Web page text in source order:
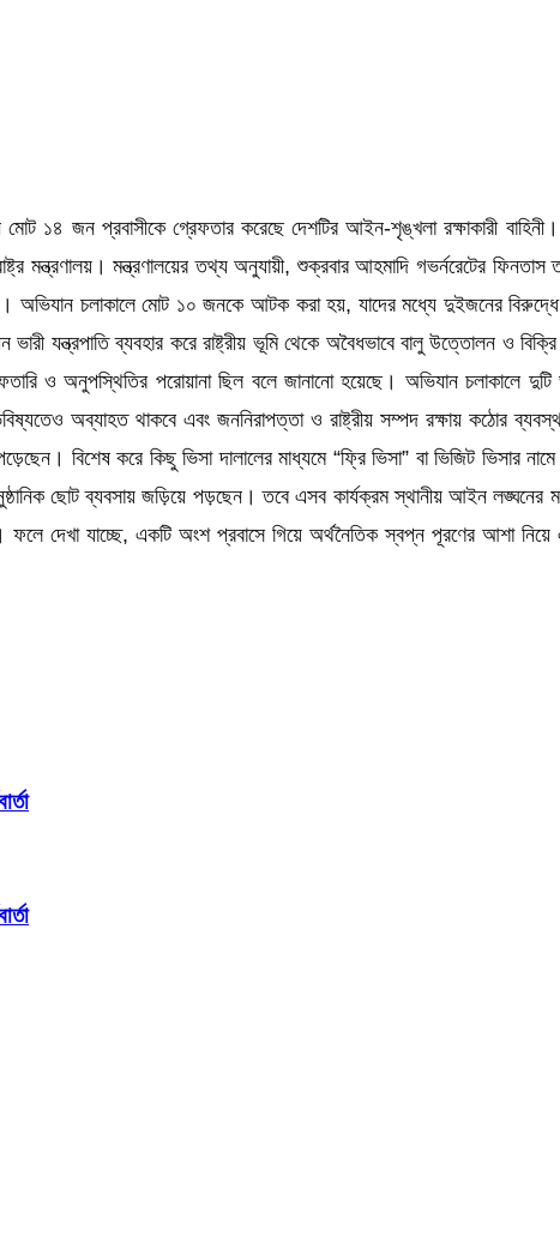
১৪ জন প্রবাসীকে গ্রেফতার করেছে দেশটির আইন-শৃঙ্খলা রক্ষাকারী
মন্ত্রণালয়। মন্ত্রণালয়ের তথ্য অনুযায়ী, শুক্রবার আহমাদি গভর্নরেটের
অভিযান চলাকালে মোট ১০ জনকে আটক করা হয়, যাদের মধ্যে দুইজনের
যন্ত্রপাতি ব্যবহার করে রাষ্ট্রীয় ভূমি থেকে অবৈধভাবে বালু উত্তোলন ও
ও অনুপস্থিতির পরোয়ানা ছিল বলে জানানো হয়েছে। অভিযান চলাকালে দুটি
অব্যাহত থাকবে এবং জননিরাপত্তা ও রাষ্ট্রীয় সম্পদ রক্ষায় কঠোর
বিশেষ করে কিছু ভিসা দালালের মাধ্যমে “ফ্রি ভিসা” বা ভিজিট ভিসার
ছোট ব্যবসায় জড়িয়ে পড়ছেন। তবে এসব কার্যক্রম স্থানীয় আইন
দেখা যাচ্ছে, একটি অংশ প্রবাসে গিয়ে অর্থনৈতিক স্বপ্ন পূরণের আশা